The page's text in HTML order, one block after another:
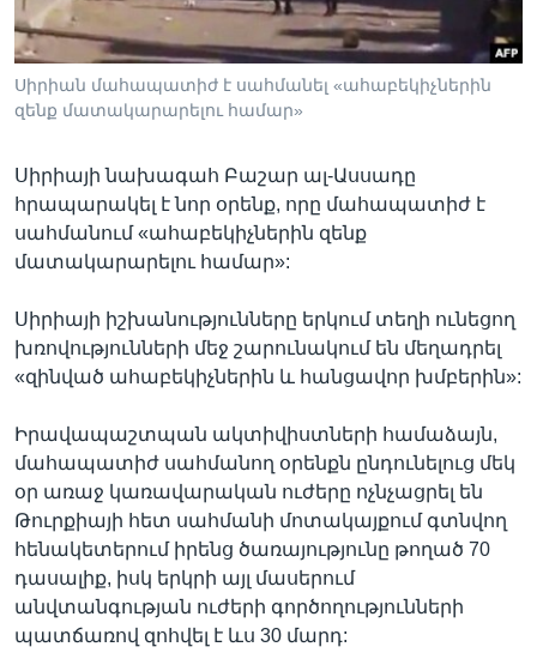
Լեզուներ
Սիրիան մահապատիժ է սահմանել «ահաբեկիչներին
զենք մատակարարելու համար»
Սիրիայի նախագահ Բաշար ալ-Ասսադը
հրապարակել է նոր օրենք, որը մահապատիժ է
սահմանում «ահաբեկիչներին զենք
մատակարարելու համար»:
Սիրիայի իշխանությունները երկում տեղի ունեցող
խռովությունների մեջ շարունակում են մեղադրել
«զինված ահաբեկիչներին և հանցավոր խմբերին»:
Իրավապաշտպան ակտիվիստների համաձայն,
մահապատիժ սահմանող օրենքն ընդունելուց մեկ
օր առաջ կառավարական ուժերը ոչնչացրել են
Թուրքիայի հետ սահմանի մոտակայքում գտնվող
հենակետերում իրենց ծառայությունը թողած 70
դասալիք, իսկ երկրի այլ մասերում
անվտանգության ուժերի գործողությունների
պատճառով զոհվել է ևս 30 մարդ: